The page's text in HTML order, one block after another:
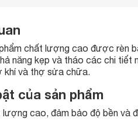
chất lượng cao được rèn
năng kẹp và tháo các chi tiết
khí và thợ sửa chữa.
của sản phẩm
cao, đảm bảo độ bền và